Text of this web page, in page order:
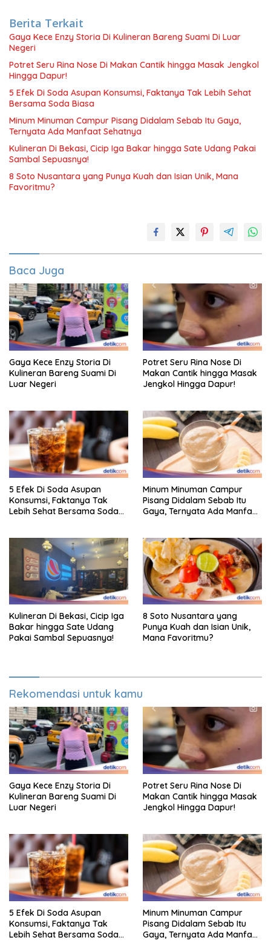
Berita Terkait
Gaya Kece Enzy Storia Di Kulineran Bareng Suami Di Luar
Negeri
Potret Seru Rina Nose Di Makan Cantik hingga Masak Jengkol
Hingga Dapur!
5 Efek Di Soda Asupan Konsumsi, Faktanya Tak Lebih Sehat
Bersama Soda Biasa
Minum Minuman Campur Pisang Didalam Sebab Itu Gaya,
Ternyata Ada Manfaat Sehatnya
Kulineran Di Bekasi, Cicip Iga Bakar hingga Sate Udang Pakai
Sambal Sepuasnya!
8 Soto Nusantara yang Punya Kuah dan Isian Unik, Mana
Favoritmu?
Baca Juga
Gaya Kece Enzy Storia Di
Kulineran Bareng Suami Di
Luar Negeri
Potret Seru Rina Nose Di
Makan Cantik hingga Masak
Jengkol Hingga Dapur!
5 Efek Di Soda Asupan
Konsumsi, Faktanya Tak
Lebih Sehat Bersama Soda
Minum Minuman Campur
Pisang Didalam Sebab Itu
Gaya, Ternyata Ada Manfaat
Kulineran Di Bekasi, Cicip Iga
Bakar hingga Sate Udang
Pakai Sambal Sepuasnya!
8 Soto Nusantara yang
Punya Kuah dan Isian Unik,
Mana Favoritmu?
Rekomendasi untuk kamu
Gaya Kece Enzy Storia Di
Kulineran Bareng Suami Di
Luar Negeri
Potret Seru Rina Nose Di
Makan Cantik hingga Masak
Jengkol Hingga Dapur!
5 Efek Di Soda Asupan
Konsumsi, Faktanya Tak
Lebih Sehat Bersama Soda
Minum Minuman Campur
Pisang Didalam Sebab Itu
Gaya, Ternyata Ada Manfaat